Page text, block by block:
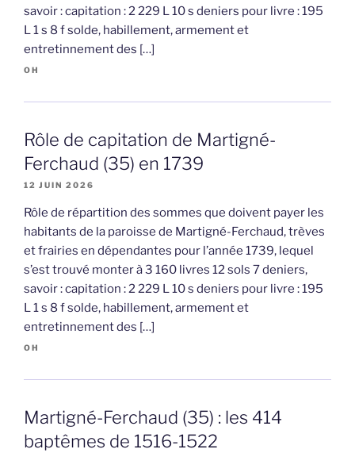
savoir : capitation : 2 229 L 10 s deniers pour livre : 195
L 1 s 8 f solde, habillement, armement et
entretinnement des […]
OH
Rôle de capitation de Martigné-
Ferchaud (35) en 1739
12 JUIN 2026
Rôle de répartition des sommes que doivent payer les
habitants de la paroisse de Martigné-Ferchaud, trèves
et frairies en dépendantes pour l’année 1739, lequel
s’est trouvé monter à 3 160 livres 12 sols 7 deniers,
savoir : capitation : 2 229 L 10 s deniers pour livre : 195
L 1 s 8 f solde, habillement, armement et
entretinnement des […]
OH
Martigné-Ferchaud (35) : les 414
baptêmes de 1516-1522